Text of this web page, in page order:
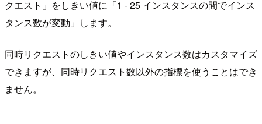
クエスト」をしきい値に「1 - 25 インスタンスの間でインス
タンス数が変動」します。
同時リクエストのしきい値やインスタンス数はカスタマイズ
できますが、同時リクエスト数以外の指標を使うことはでき
ません。